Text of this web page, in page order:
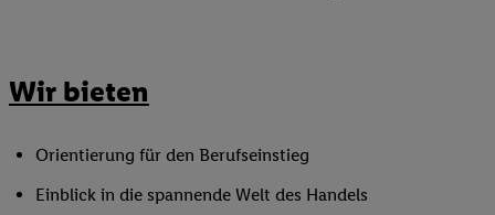
Wir bieten
Orientierung für den Berufseinstieg
Einblick in die spannende Welt des Handels